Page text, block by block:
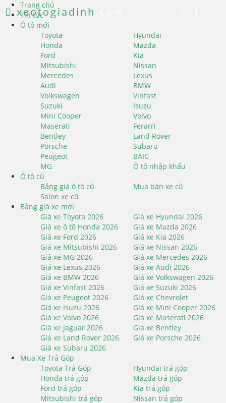
Trang chủ
Tin tức
Ô tô mới
Toyota
Hyundai
Honda
Mazda
Ford
Kia
Mitsubishi
Nissan
Mercedes
Lexus
Audi
BMW
Volkswagen
Vinfast
Suzuki
Isuzu
Mini Cooper
Volvo
Maserati
Ferarri
Bentley
Land Rover
Porsche
Subaru
Peugeot
BAIC
MG
Ô tô nhập khẩu
Ô tô cũ
Bảng giá ô tô cũ
Mua bán xe cũ
Salon xe cũ
Bảng giá xe mới
Giá xe Toyota 2026
Giá xe Hyundai 2026
Giá xe ô tô Honda 2026
Giá xe Mazda 2026
Giá xe Ford 2026
Giá xe Kia 2026
Giá xe Mitsubishi 2026
Giá xe Nissan 2026
Giá xe MG 2026
Giá xe Mercedes 2026
Giá xe Lexus 2026
Giá xe Audi 2026
Giá xe BMW 2026
Giá xe Volkswagen 2026
Giá xe Vinfast 2026
Giá xe Suzuki 2026
Giá xe Peugeot 2026
Giá xe Chevrolet
Giá xe Isuzu 2026
Giá xe Mini Cooper 2026
Giá xe Volvo 2026
Giá xe Maserati 2026
Giá xe Jaguar 2026
Giá xe Bentley
Giá xe Land Rover 2026
Giá xe Porsche 2026
Giá xe Subaru 2026
Mua Xe Trả Góp
Toyota Trả Góp
Hyundai trả góp
Honda trả góp
Mazda trả góp
Ford trả góp
Kia trả góp
Mitsubishi trả góp
Nissan trả góp
xeotogiadinh